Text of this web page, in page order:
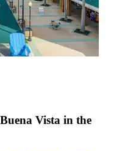
Vista in the